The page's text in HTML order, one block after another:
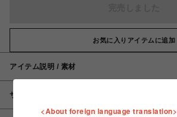
お気に入りアイテムに追加
アイテム説明 / 素材
サイズ
<About foreign language translation>